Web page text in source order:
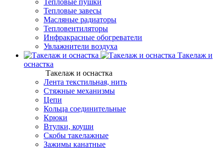
Тепловые пушки
Тепловые завесы
Масляные радиаторы
Тепловентиляторы
Инфракрасные обогреватели
Увлажнители воздуха
Такелаж и
оснастка
Такелаж и оснастка
Лента текстильная, нить
Стяжные механизмы
Цепи
Кольца соединительные
Крюки
Втулки, коуши
Скобы такелажные
Зажимы канатные